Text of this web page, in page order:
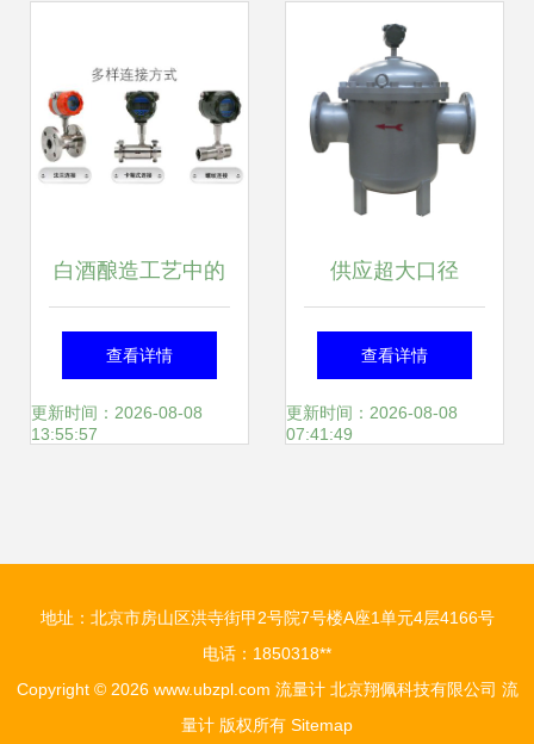
业销售
白酒酿造工艺中的
关键监测工具 酒厂
流量计的应用与选
查看详情
更新时间：2026-08-08
13:55:57
供应超大口径
DN250液体流量计
与柴油流量计 详解
查看详情
更新时间：2026-08-08
07:41:49
地址：北京市房山区洪寺街甲2号院7号楼A座1单元4层4166号
电话：1850318**
Copyright © 2026 www.ubzpl.com 流量计 北京翔佩科技有限公司 流
量计 版权所有 Sitemap